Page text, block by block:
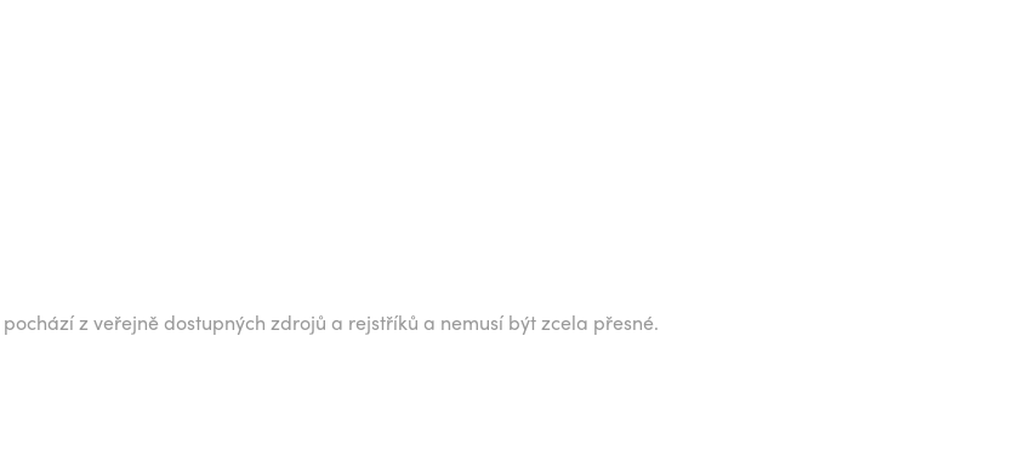
z veřejně dostupných zdrojů a rejstříků a nemusí být zcela přesné.